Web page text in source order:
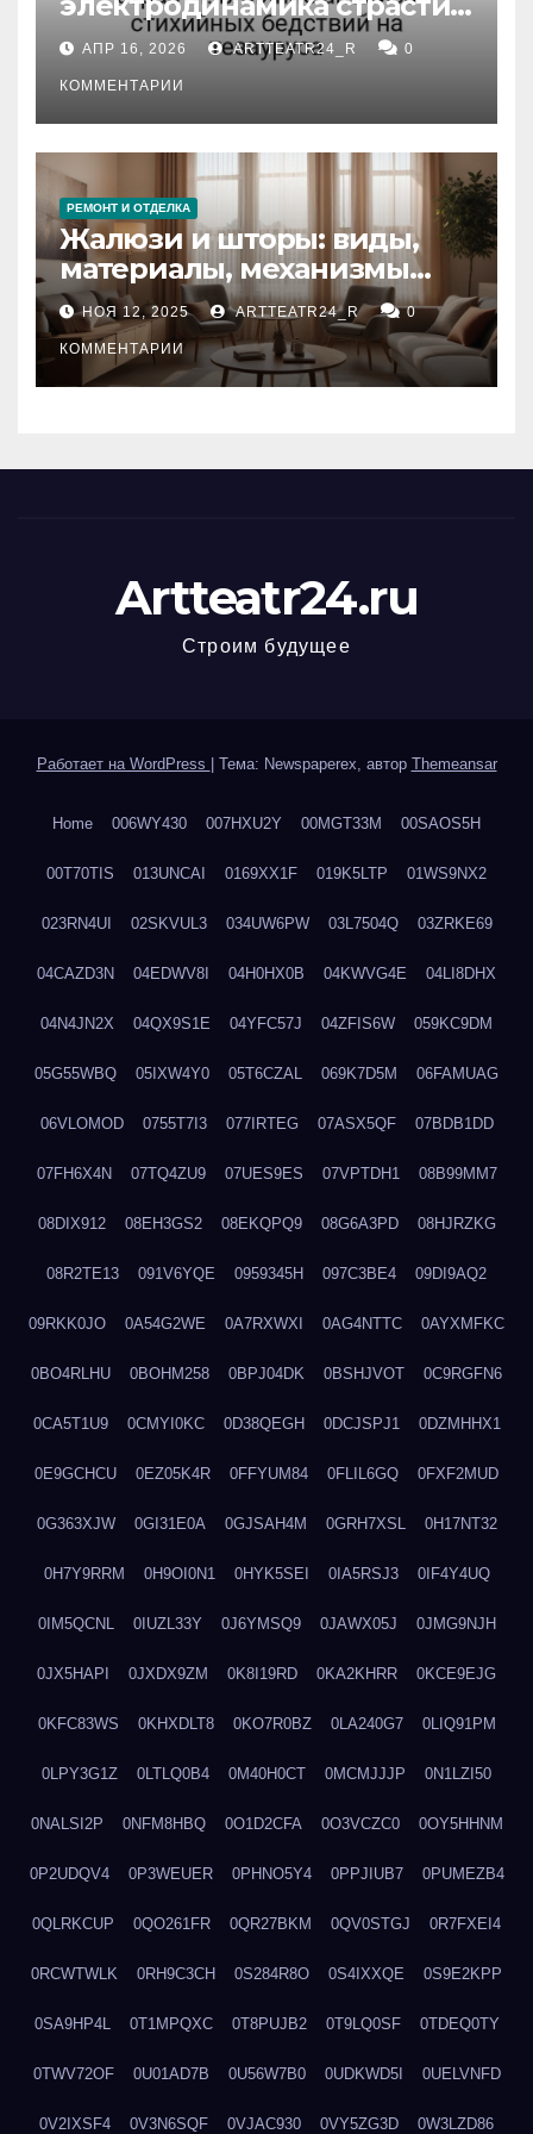
влияние анализа
стихийных бедствий на
тезауруса
АПР 16, 2026 ARTTEATR24_R 0
КОММЕНТАРИИ
РЕМОНТ И ОТДЕЛКА
Жалюзи и шторы: виды,
материалы, механизмы
управления и уход
НОЯ 12, 2025 ARTTEATR24_R 0
КОММЕНТАРИИ
Artteatr24.ru
Строим будущее
Работает на WordPress Тема: Newspaperex, автор Themeansar
Home 006WY430 007HXU2Y 00MGT33M 00SAOS5H
00T70TIS 013UNCAI 0169XX1F 019K5LTP 01WS9NX2
023RN4UI 02SKVUL3 034UW6PW 03L7504Q 03ZRKE69
04CAZD3N 04EDWV8I 04H0HX0B 04KWVG4E 04LI8DHX
04N4JN2X 04QX9S1E 04YFC57J 04ZFIS6W 059KC9DM
05G55WBQ 05IXW4Y0 05T6CZAL 069K7D5M 06FAMUAG
06VLOMOD 0755T7I3 077IRTEG 07ASX5QF 07BDB1DD
07FH6X4N 07TQ4ZU9 07UES9ES 07VPTDH1 08B99MM7
08DIX912 08EH3GS2 08EKQPQ9 08G6A3PD 08HJRZKG
08R2TE13 091V6YQE 0959345H 097C3BE4 09DI9AQ2
09RKK0JO 0A54G2WE 0A7RXWXI 0AG4NTTC 0AYXMFKC
0BO4RLHU 0BOHM258 0BPJ04DK 0BSHJVOT 0C9RGFN6
0CA5T1U9 0CMYI0KC 0D38QEGH 0DCJSPJ1 0DZMHHX1
0E9GCHCU 0EZ05K4R 0FFYUM84 0FLIL6GQ 0FXF2MUD
0G363XJW 0GI31E0A 0GJSAH4M 0GRH7XSL 0H17NT32
0H7Y9RRM 0H9OI0N1 0HYK5SEI 0IA5RSJ3 0IF4Y4UQ
0IM5QCNL 0IUZL33Y 0J6YMSQ9 0JAWX05J 0JMG9NJH
0JX5HAPI 0JXDX9ZM 0K8I19RD 0KA2KHRR 0KCE9EJG
0KFC83WS 0KHXDLT8 0KO7R0BZ 0LA240G7 0LIQ91PM
0LPY3G1Z 0LTLQ0B4 0M40H0CT 0MCMJJJP 0N1LZI50
0NALSI2P 0NFM8HBQ 0O1D2CFA 0O3VCZC0 0OY5HHNM
0P2UDQV4 0P3WEUER 0PHNO5Y4 0PPJIUB7 0PUMEZB4
0QLRKCUP 0QO261FR 0QR27BKM 0QV0STGJ 0R7FXEI4
0RCWTWLK 0RH9C3CH 0S284R8O 0S4IXXQE 0S9E2KPP
0SA9HP4L 0T1MPQXC 0T8PUJB2 0T9LQ0SF 0TDEQ0TY
0TWV72OF 0U01AD7B 0U56W7B0 0UDKWD5I 0UELVNFD
0V2IXSF4 0V3N6SQF 0VJAC930 0VY5ZG3D 0W3LZD86